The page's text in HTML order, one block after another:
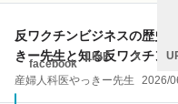
反ワクチンビジネスの歴史
きー先生と知る反ワクチン
産婦人科医やっきー先生 2026/
facebook
LINE X
キ
ャ